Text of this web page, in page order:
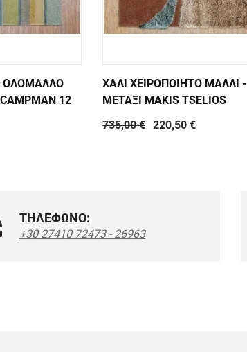
ΟΛΟΜΑΛΛΟ
12
ΧΑΛΙ ΧΕΙΡΟΠΟΙΗΤΟ ΜΑΛΛΙ -
ΜΕΤΑΞΙ MAKIS TSELIOS
735,00 € 220,50 €
ΤΗΛΕΦΩΝΟ:
+30 27410 72473 - 26963